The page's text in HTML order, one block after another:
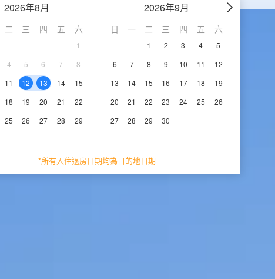
2026年8月
二 三 四 五 六
1
4 5 6 7
8
11 12 13 14
15
18 19 20 21
22
25 26 27 28
29
2026年9月
日 一 二 三 四 五 六
1 2 3 4
5
6
7 8 9 10 11
12
13
14 15 16 17 18
19
20
21 22 23 24 25
26
27
28 29 30
*所有入住退房日期均為目的地日期